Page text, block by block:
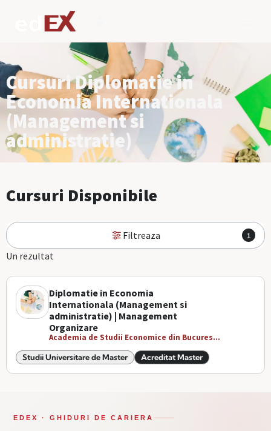
Cursuri Diplomatie in
Economia Internationala
(Management si
administratie)
Cursuri Disponibile
Filtreaza 1
Un rezultat
Diplomatie in Economia
Internationala (Management si
administratie) | Management
Organizare
Academia de Studii Economice din Bucures...
Studii Universitare de Master Acreditat Master
EDEX · GHIDURI DE CARIERA